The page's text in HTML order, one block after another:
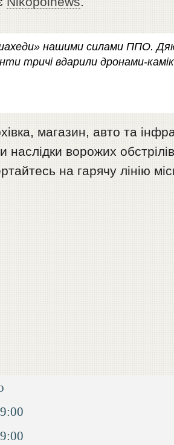
нашими силами ППО.
тричі вдарили дронами-
магазин, авто та
наслідки ворожих
на гарячу лінію